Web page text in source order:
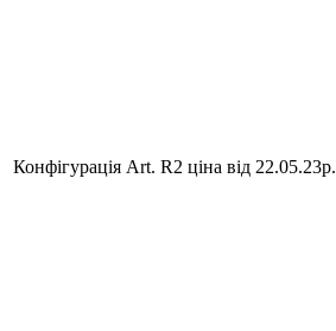
Конфігурація Art. R2 ціна від 22.05.23р.